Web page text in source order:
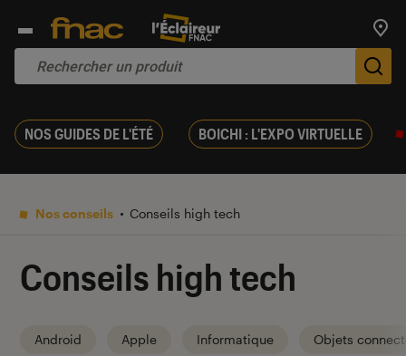
NOS GUIDES DE L'ÉTÉ BOICHI : L'EXPO VIRTUELLE
Nos conseils Conseils high tech
Conseils high tech
Android Apple Informatique Objets